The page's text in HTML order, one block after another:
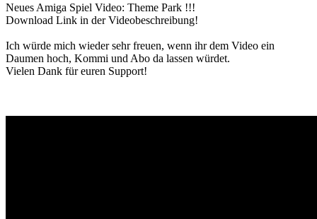
Neues Amiga Spiel Video: Theme Park !!!
Download Link in der Videobeschreibung!
Ich würde mich wieder sehr freuen, wenn ihr dem Video ein
Daumen hoch, Kommi und Abo da lassen würdet.
Vielen Dank für euren Support!